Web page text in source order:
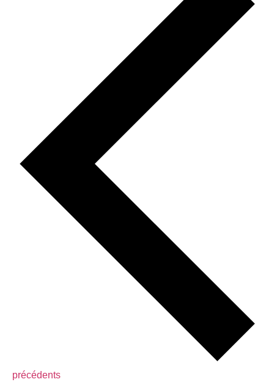
Évènements
précédents